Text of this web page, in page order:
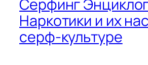
Cерфинг
Наркотики и их
серф-культуре